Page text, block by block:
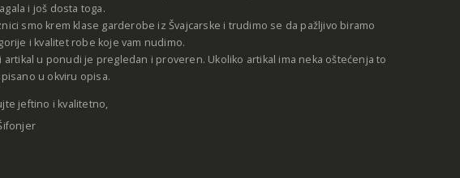
i još dosta toga.
smo krem klase garderobe iz Švajcarske i trudimo se da pažljivo biramo
i kvalitet robe koje vam nudimo.
artikal u ponudi je pregledan i proveren. Ukoliko artikal ima neka oštećenja to
u okviru opisa.
jeftino i kvalitetno,